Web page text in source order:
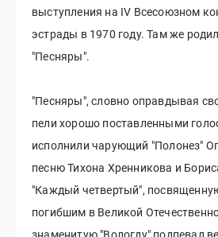
выступления на IV Всесоюзном
эстрады в 1970 году. Там же
"Песняры".
"Песняры", словно оправдывая
пели хорошо поставленными
исполнили чарующий "Полонез"
песню Тихона Хренникова и
"Каждый четвертый",
погибшим в Великой